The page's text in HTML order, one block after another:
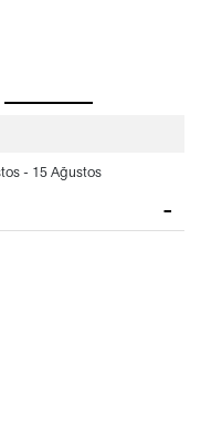
- 15 Ağustos